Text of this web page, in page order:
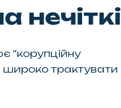
нечіткі
“корупційну
широко трактувати